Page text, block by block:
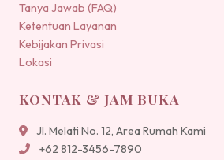
Tanya Jawab (FAQ)
Ketentuan Layanan
Kebijakan Privasi
Lokasi
KONTAK & JAM BUKA
Jl. Melati No. 12, Area Rumah Kami
+62 812-3456-7890